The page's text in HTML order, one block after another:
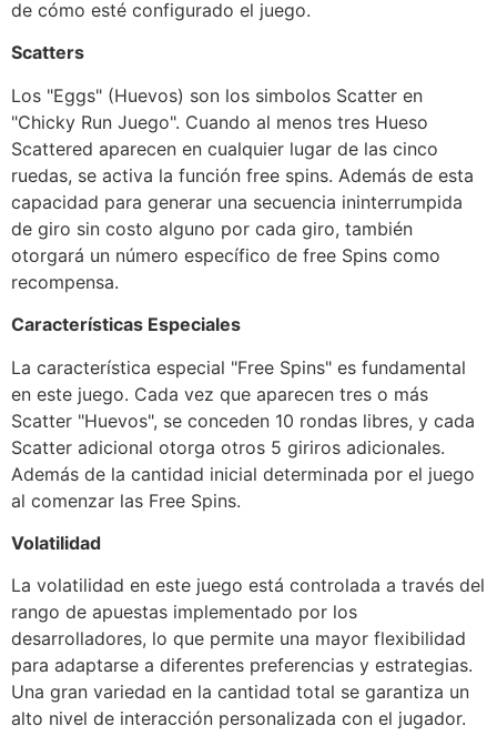
de cómo esté configurado el juego.
Scatters
Los "Eggs" (Huevos) son los simbolos Scatter en
"Chicky Run Juego". Cuando al menos tres Hueso
Scattered aparecen en cualquier lugar de las cinco
ruedas, se activa la función free spins. Además de esta
capacidad para generar una secuencia ininterrumpida
de giro sin costo alguno por cada giro, también
otorgará un número específico de free Spins como
recompensa.
Características Especiales
La característica especial "Free Spins" es fundamental
en este juego. Cada vez que aparecen tres o más
Scatter "Huevos", se conceden 10 rondas libres, y cada
Scatter adicional otorga otros 5 giriros adicionales.
Además de la cantidad inicial determinada por el juego
al comenzar las Free Spins.
Volatilidad
La volatilidad en este juego está controlada a través del
rango de apuestas implementado por los
desarrolladores, lo que permite una mayor flexibilidad
para adaptarse a diferentes preferencias y estrategias.
Una gran variedad en la cantidad total se garantiza un
alto nivel de interacción personalizada con el jugador.